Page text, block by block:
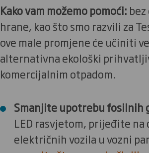
Kako vam možemo pomoći:
hrane, kao što smo razvili za
ove male promjene će učiniti
alternativna ekološki
komercijalnim otpadom.
Smanjite upotrebu fosilnih
LED rasvjetom, prijeđite
električnih vozila u vozni